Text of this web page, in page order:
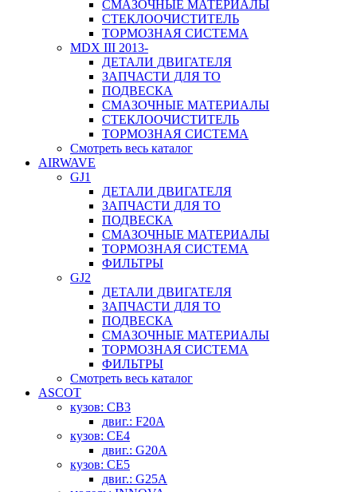
СМАЗОЧНЫЕ МАТЕРИАЛЫ
СТЕКЛООЧИСТИТЕЛЬ
ТОРМОЗНАЯ СИСТЕМА
MDX III 2013-
ДЕТАЛИ ДВИГАТЕЛЯ
ЗАПЧАСТИ ДЛЯ ТО
ПОДВЕСКА
СМАЗОЧНЫЕ МАТЕРИАЛЫ
СТЕКЛООЧИСТИТЕЛЬ
ТОРМОЗНАЯ СИСТЕМА
Смотреть весь каталог
AIRWAVE
GJ1
ДЕТАЛИ ДВИГАТЕЛЯ
ЗАПЧАСТИ ДЛЯ ТО
ПОДВЕСКА
СМАЗОЧНЫЕ МАТЕРИАЛЫ
ТОРМОЗНАЯ СИСТЕМА
ФИЛЬТРЫ
GJ2
ДЕТАЛИ ДВИГАТЕЛЯ
ЗАПЧАСТИ ДЛЯ ТО
ПОДВЕСКА
СМАЗОЧНЫЕ МАТЕРИАЛЫ
ТОРМОЗНАЯ СИСТЕМА
ФИЛЬТРЫ
Смотреть весь каталог
ASCOT
кузов: CB3
двиг.: F20A
кузов: CE4
двиг.: G20A
кузов: CE5
двиг.: G25A